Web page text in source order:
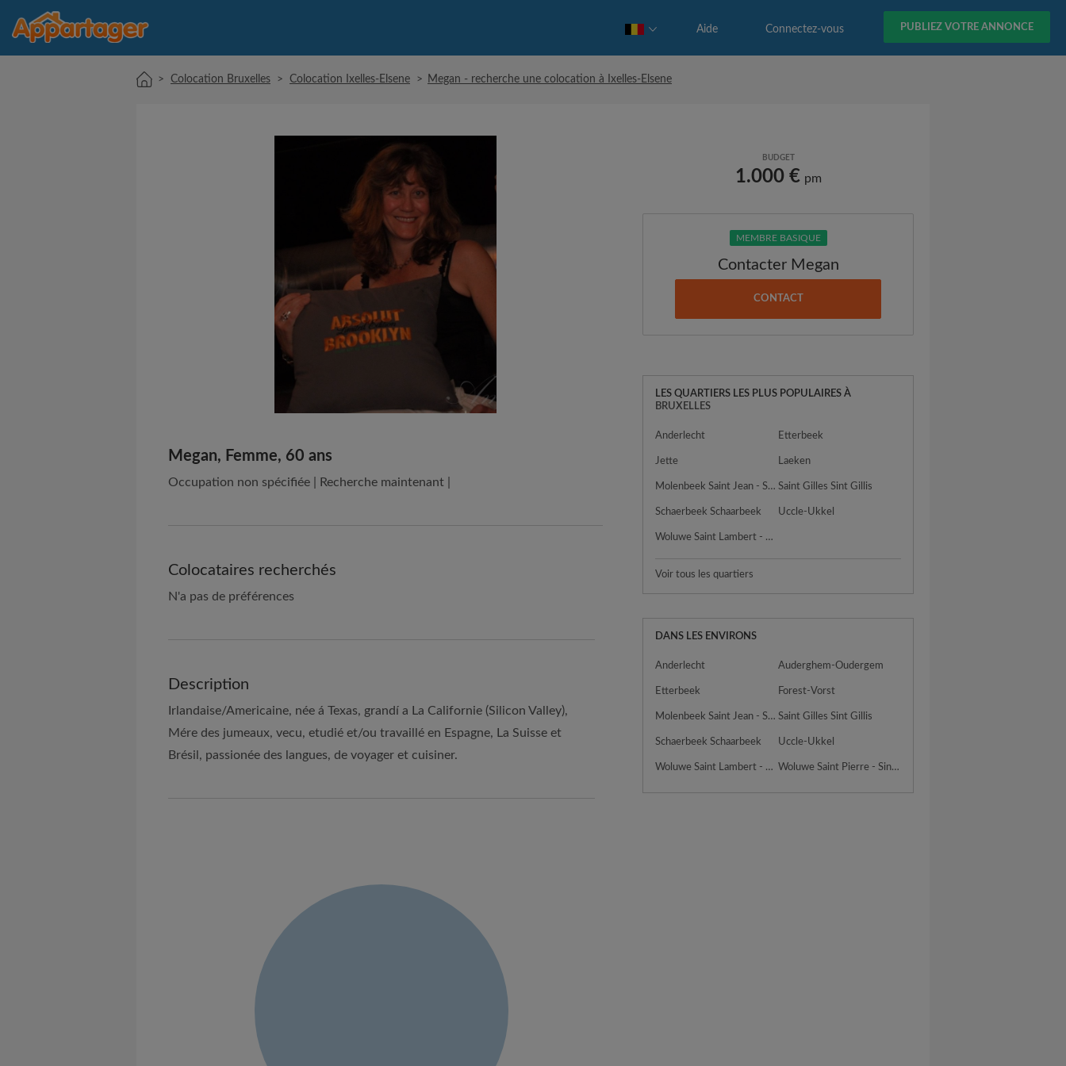
PUBLIEZ VOTRE ANNONCE
Connectez-vous
Aide
> Colocation Bruxelles > Colocation Ixelles-Elsene > Megan - recherche une colocation à Ixelles-Elsene
Megan, Femme, 60 ans
Occupation non spécifiée | Recherche maintenant |
Colocataires recherchés
N'a pas de préférences
Description
Irlandaise/Americaine, née á Texas, grandí a La Californie (Silicon Valley),
Mére des jumeaux, vecu, etudié et/ou travaillé en Espagne, La Suisse et
Brésil, passionée des langues, de voyager et cuisiner.
BUDGET
1.000 € pm
MEMBRE BASIQUE
Contacter Megan
CONTACT
LES QUARTIERS LES PLUS POPULAIRES À
BRUXELLES
Anderlecht Etterbeek
Jette Laeken
Molenbeek Saint Jean - Sint Jans Molenbeek Saint Gilles Sint Gillis
Schaerbeek Schaarbeek Uccle-Ukkel
Woluwe Saint Lambert - Sint Lambrechts Woluwe
Voir tous les quartiers
DANS LES ENVIRONS
Anderlecht Auderghem-Oudergem
Etterbeek Forest-Vorst
Molenbeek Saint Jean - Sint Jans Molenbeek Saint Gilles Sint Gillis
Schaerbeek Schaarbeek Uccle-Ukkel
Woluwe Saint Lambert - Sint Lambrechts Woluwe Woluwe Saint Pierre - Sint Pieters Woluwe